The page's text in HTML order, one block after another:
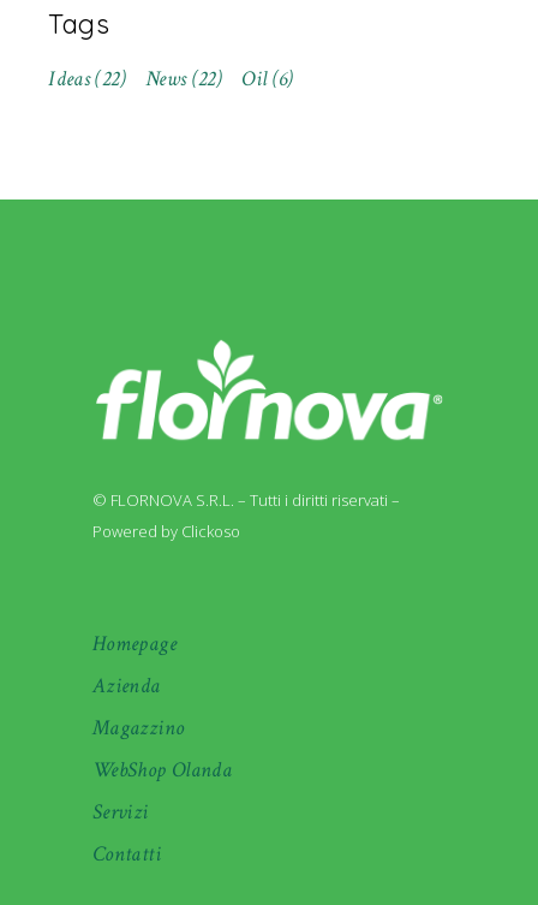
Tags
Ideas(22) News(22) Oil(6)
© FLORNOVA S.R.L. – Tutti i diritti riservati –
Powered by Clickoso
Homepage
Azienda
Magazzino
WebShop Olanda
Servizi
Contatti